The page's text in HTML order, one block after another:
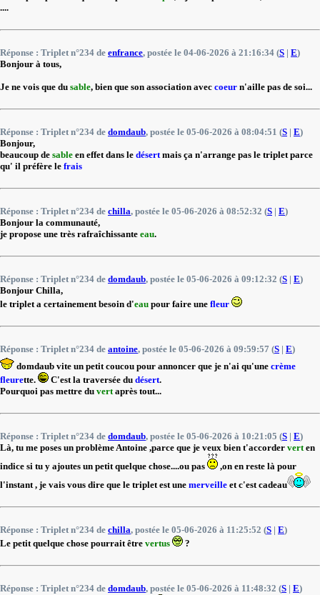
....
Réponse : Triplet n°234 de enfrance, postée le 04-06-2026 à 21:16:34 (S | E)
Bonjour à tous,
Je ne vois que du sable, bien que son association avec coeur n'aille pas de soi...
Réponse : Triplet n°234 de domdaub, postée le 05-06-2026 à 08:04:51 (S | E)
Bonjour,
beaucoup de sable en effet dans le désert mais ça n'arrange pas le triplet parce
qu' il préfère le frais
Réponse : Triplet n°234 de chilla, postée le 05-06-2026 à 08:52:32 (S | E)
Bonjour la communauté,
je propose une très rafraîchissante eau.
Réponse : Triplet n°234 de domdaub, postée le 05-06-2026 à 09:12:32 (S | E)
Bonjour Chilla,
le triplet a certainement besoin d'eau pour faire une fleur
Réponse : Triplet n°234 de antoine, postée le 05-06-2026 à 09:59:57 (S | E)
domdaub vite un petit coucou pour annoncer que je n'ai qu'une crème
fleurette. C'est la traversée du désert.
Pourquoi pas mettre du vert après tout...
Réponse : Triplet n°234 de domdaub, postée le 05-06-2026 à 10:21:05 (S | E)
Là, tu me poses un problème Antoine ,parce que je veux bien t'accorder vert en
indice si tu y ajoutes un petit quelque chose....ou pas
,on en reste là pour
l'instant , je vais vous dire que le triplet est une merveille et c'est cadeau
Réponse : Triplet n°234 de chilla, postée le 05-06-2026 à 11:25:52 (S | E)
Le petit quelque chose pourrait être vertus ?
Réponse : Triplet n°234 de domdaub, postée le 05-06-2026 à 11:48:32 (S | E)